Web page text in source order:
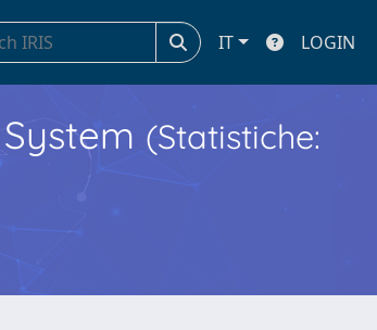
IT LOGIN
(Statistiche: